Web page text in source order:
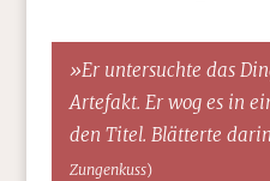
»Er untersuchte das
Artefakt. Er wog es in
den Titel. Blätterte
Zungenkuss)